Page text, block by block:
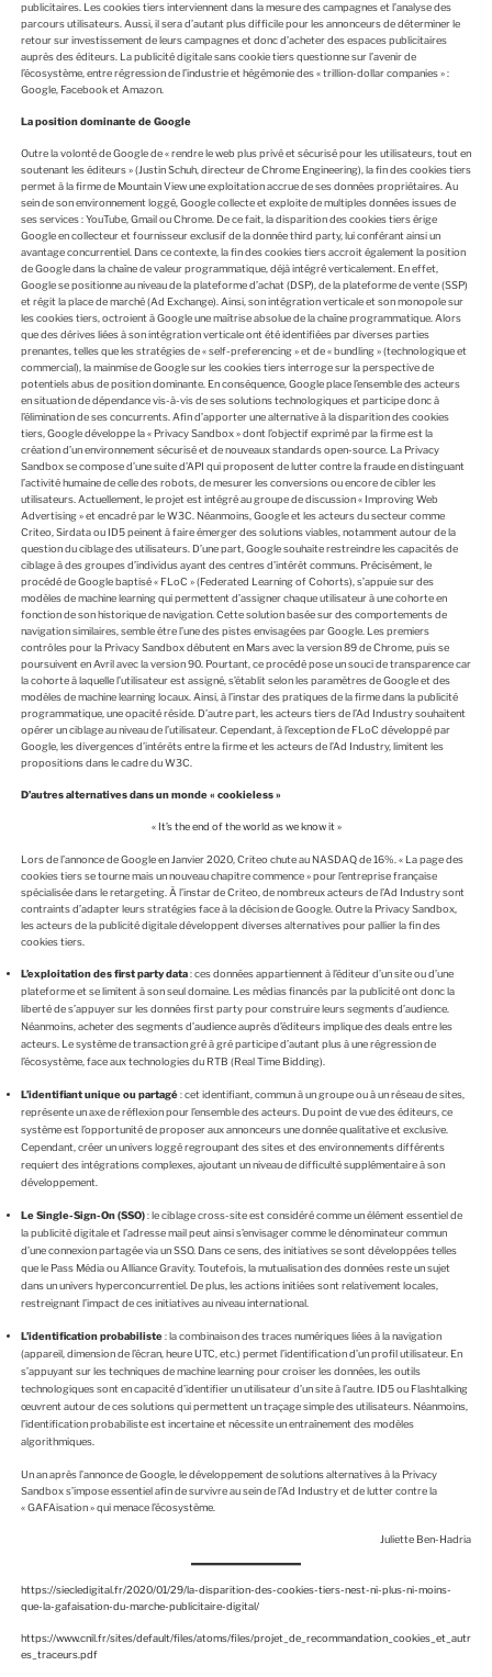
publicitaires. Les cookies tiers interviennent dans la mesure des campagnes et l’analyse des
parcours utilisateurs. Aussi, il sera d’autant plus difficile pour les annonceurs de déterminer le
retour sur investissement de leurs campagnes et donc d’acheter des espaces publicitaires
auprès des éditeurs. La publicité digitale sans cookie tiers questionne sur l’avenir de
l’écosystème, entre régression de l’industrie et hégémonie des « trillion-dollar companies » :
Google, Facebook et Amazon.
La position dominante de Google
Outre la volonté de Google de « rendre le web plus privé et sécurisé pour les utilisateurs, tout en
soutenant les éditeurs » (Justin Schuh, directeur de Chrome Engineering), la fin des cookies tiers
permet à la firme de Mountain View une exploitation accrue de ses données propriétaires. Au
sein de son environnement loggé, Google collecte et exploite de multiples données issues de
ses services : YouTube, Gmail ou Chrome. De ce fait, la disparition des cookies tiers érige
Google en collecteur et fournisseur exclusif de la donnée third party, lui conférant ainsi un
avantage concurrentiel. Dans ce contexte, la fin des cookies tiers accroit également la position
de Google dans la chaîne de valeur programmatique, déjà intégré verticalement. En effet,
Google se positionne au niveau de la plateforme d’achat (DSP), de la plateforme de vente (SSP)
et régit la place de marché (Ad Exchange). Ainsi, son intégration verticale et son monopole sur
les cookies tiers, octroient à Google une maîtrise absolue de la chaîne programmatique. Alors
que des dérives liées à son intégration verticale ont été identifiées par diverses parties
prenantes, telles que les stratégies de « self-preferencing » et de « bundling » (technologique et
commercial), la mainmise de Google sur les cookies tiers interroge sur la perspective de
potentiels abus de position dominante. En conséquence, Google place l’ensemble des acteurs
en situation de dépendance vis-à-vis de ses solutions technologiques et participe donc à
l’élimination de ses concurrents. Afin d’apporter une alternative à la disparition des cookies
tiers, Google développe la « Privacy Sandbox » dont l’objectif exprimé par la firme est la
création d’un environnement sécurisé et de nouveaux standards open-source. La Privacy
Sandbox se compose d’une suite d’API qui proposent de lutter contre la fraude en distinguant
l’activité humaine de celle des robots, de mesurer les conversions ou encore de cibler les
utilisateurs. Actuellement, le projet est intégré au groupe de discussion « Improving Web
Advertising » et encadré par le W3C. Néanmoins, Google et les acteurs du secteur comme
Criteo, Sirdata ou ID5 peinent à faire émerger des solutions viables, notamment autour de la
question du ciblage des utilisateurs. D’une part, Google souhaite restreindre les capacités de
ciblage à des groupes d’individus ayant des centres d’intérêt communs. Précisément, le
procédé de Google baptisé « FLoC » (Federated Learning of Cohorts), s’appuie sur des
modèles de machine learning qui permettent d’assigner chaque utilisateur à une cohorte en
fonction de son historique de navigation. Cette solution basée sur des comportements de
navigation similaires, semble être l’une des pistes envisagées par Google. Les premiers
contrôles pour la Privacy Sandbox débutent en Mars avec la version 89 de Chrome, puis se
poursuivent en Avril avec la version 90. Pourtant, ce procédé pose un souci de transparence car
la cohorte à laquelle l’utilisateur est assigné, s’établit selon les paramètres de Google et des
modèles de machine learning locaux. Ainsi, à l’instar des pratiques de la firme dans la publicité
programmatique, une opacité réside. D’autre part, les acteurs tiers de l’Ad Industry souhaitent
opérer un ciblage au niveau de l’utilisateur. Cependant, à l’exception de FLoC développé par
Google, les divergences d’intérêts entre la firme et les acteurs de l’Ad Industry, limitent les
propositions dans le cadre du W3C.
D’autres alternatives dans un monde « cookieless »
« It’s the end of the world as we know it »
Lors de l’annonce de Google en Janvier 2020, Criteo chute au NASDAQ de 16%. « La page des
cookies tiers se tourne mais un nouveau chapitre commence » pour l’entreprise française
spécialisée dans le retargeting. À l’instar de Criteo, de nombreux acteurs de l’Ad Industry sont
contraints d’adapter leurs stratégies face à la décision de Google. Outre la Privacy Sandbox,
les acteurs de la publicité digitale développent diverses alternatives pour pallier la fin des
cookies tiers.
L’exploitation des first party data: ces données appartiennent à l’éditeur d’un site ou d’une
plateforme et se limitent à son seul domaine. Les médias financés par la publicité ont donc la
liberté de s’appuyer sur les données first party pour construire leurs segments d’audience.
Néanmoins, acheter des segments d’audience auprès d’éditeurs implique des deals entre les
acteurs. Le système de transaction gré à gré participe d’autant plus à une régression de
l’écosystème, face aux technologies du RTB (Real Time Bidding).
L’identifiant unique ou partagé: cet identifiant, commun à un groupe ou à un réseau de sites,
représente un axe de réflexion pour l’ensemble des acteurs. Du point de vue des éditeurs, ce
système est l’opportunité de proposer aux annonceurs une donnée qualitative et exclusive.
Cependant, créer un univers loggé regroupant des sites et des environnements différents
requiert des intégrations complexes, ajoutant un niveau de difficulté supplémentaire à son
développement.
Le Single-Sign-On (SSO): le ciblage cross-site est considéré comme un élément essentiel de
la publicité digitale et l’adresse mail peut ainsi s’envisager comme le dénominateur commun
d’une connexion partagée via un SSO. Dans ce sens, des initiatives se sont développées telles
que le Pass Média ou Alliance Gravity. Toutefois, la mutualisation des données reste un sujet
dans un univers hyperconcurrentiel. De plus, les actions initiées sont relativement locales,
restreignant l’impact de ces initiatives au niveau international.
L’identification probabiliste: la combinaison des traces numériques liées à la navigation
(appareil, dimension de l’écran, heure UTC, etc.) permet l’identification d’un profil utilisateur. En
s’appuyant sur les techniques de machine learning pour croiser les données, les outils
technologiques sont en capacité d’identifier un utilisateur d’un site à l’autre. ID5 ou Flashtalking
œuvrent autour de ces solutions qui permettent un traçage simple des utilisateurs. Néanmoins,
l’identification probabiliste est incertaine et nécessite un entraînement des modèles
algorithmiques.
Un an après l’annonce de Google, le développement de solutions alternatives à la Privacy
Sandbox s’impose essentiel afin de survivre au sein de l’Ad Industry et de lutter contre la
« GAFAisation » qui menace l’écosystème.
Juliette Ben-Hadria
https://siecledigital.fr/2020/01/29/la-disparition-des-cookies-tiers-nest-ni-plus-ni-moins-
que-la-gafaisation-du-marche-publicitaire-digital/
https://www.cnil.fr/sites/default/files/atoms/files/projet_de_recommandation_cookies_et_autr
es_traceurs.pdf